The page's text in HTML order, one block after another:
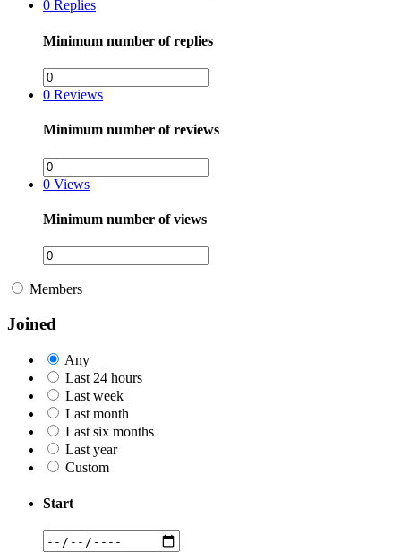
0 Replies
Minimum number of replies
0 Reviews
Minimum number of reviews
0 Views
Minimum number of views
Members
Joined
Any
Last 24 hours
Last week
Last month
Last six months
Last year
Custom
Start